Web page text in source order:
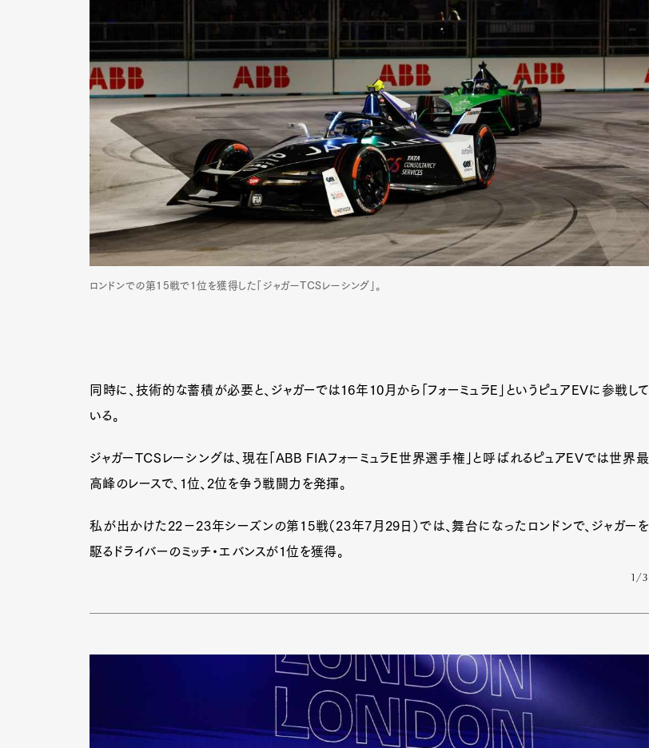
ロンドンでの第15戦で1位を獲得した「ジャガーTCSレーシング」。
同時に、技術的な蓄積が必要と、ジャガーでは16年10月から「フォーミュラE」というピュアEVに参戦して
いる。
ジャガーTCSレーシングは、現在「ABB FIAフォーミュラE世界選手権」と呼ばれるピュアEVでは世界最
高峰のレースで、1位、2位を争う戦闘力を発揮。
私が出かけた22−23年シーズンの第15戦（23年7月29日）では、舞台になったロンドンで、ジャガーを
駆るドライバーのミッチ・エバンスが1位を獲得。
1/3